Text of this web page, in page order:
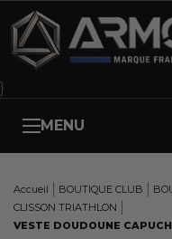
}
MENU
Accueil BOUTIQUE CLUB
CLISSON TRIATHLON
VESTE DOUDOUNE
Panneau de gestion